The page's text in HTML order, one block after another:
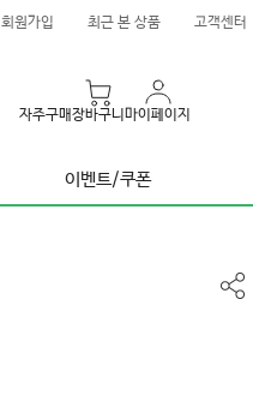
회원가입 최근 본 상품 고객센터
자주구매장바구니 마이페이지
이벤트/쿠폰
공